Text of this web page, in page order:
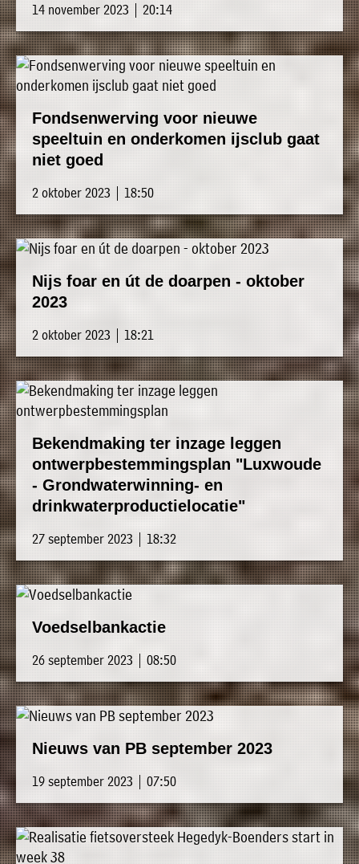
14 november 2023 | 20:14
Fondsenwerving voor nieuwe
speeltuin en onderkomen ijsclub gaat
niet goed
2 oktober 2023 | 18:50
Nijs foar en út de doarpen - oktober
2023
2 oktober 2023 | 18:21
Bekendmaking ter inzage leggen
ontwerpbestemmingsplan "Luxwoude
- Grondwaterwinning- en
drinkwaterproductielocatie"
27 september 2023 | 18:32
Voedselbankactie
26 september 2023 | 08:50
Nieuws van PB september 2023
19 september 2023 | 07:50